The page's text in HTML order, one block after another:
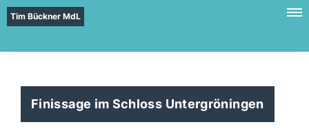
Tim Bückner MdL
Finissage im Schloss Untergröningen